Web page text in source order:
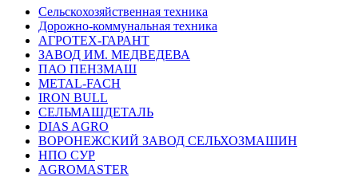
Сельскохозяйственная техника
Дорожно-коммунальная техника
АГРОТЕХ-ГАРАНТ
ЗАВОД ИМ. МЕДВЕДЕВА
ПАО ПЕНЗМАШ
METAL-FACH
IRON BULL
СЕЛЬМАШДЕТАЛЬ
DIAS AGRO
ВОРОНЕЖСКИЙ ЗАВОД СЕЛЬХОЗМАШИН
НПО СУР
AGROMASTER